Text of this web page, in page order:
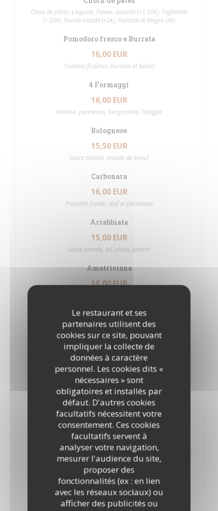
Le restaurant et ses
partenaires utilisent des
cookies sur ce site, pouvant
impliquer la collecte de
données à caractère
personnel. Les cookies dits «
nécessaires » sont
obligatoires et installés par
défaut. D'autres cookies
facultatifs nécessitent votre
consentement. Ces cookies
facultatifs servent à
analyser votre navigation,
mesurer l'audience du site,
proposer des
fonctionnalités (ex : en lien
avec les réseaux sociaux) ou
afficher des publicités ou
Choix de pâtes: Linguine, Penne, Gnocchi (+1.50€), Tagliatelle
(1.50€), Ravioli viande (+2€), Pansotti di Magro (2€)
Pomodoro fresco e Burrata
16,00 EUR
Tomates fraîches, burrata et basilic
4 Formaggi
16,00 EUR
Fontina, parmesan, Gorgonzola, Taleggio
Bolognese
15,50 EUR
Sauce tomate, viande de boeuf
Carbonara
16,00 EUR
Pancetta fumée, œuf et parmesan
Arrabbiata
15,00 EUR
Sauce tomate, ail, olives, piment
Amatriciana
16,00 EUR
Alassio
15,50 EUR
Crème, noix et parmesan
Pesto
16,50 EUR
Basilic, ail, parmesan, pignons de pin, amandes
Boscaiola
16,50 EUR
Tomate, crème, jambon blanc, champignons
Melanzane e mozzarella
16,50 EUR
Sauce tomate, aubergines et mozzarella
Funghi e Spinaci